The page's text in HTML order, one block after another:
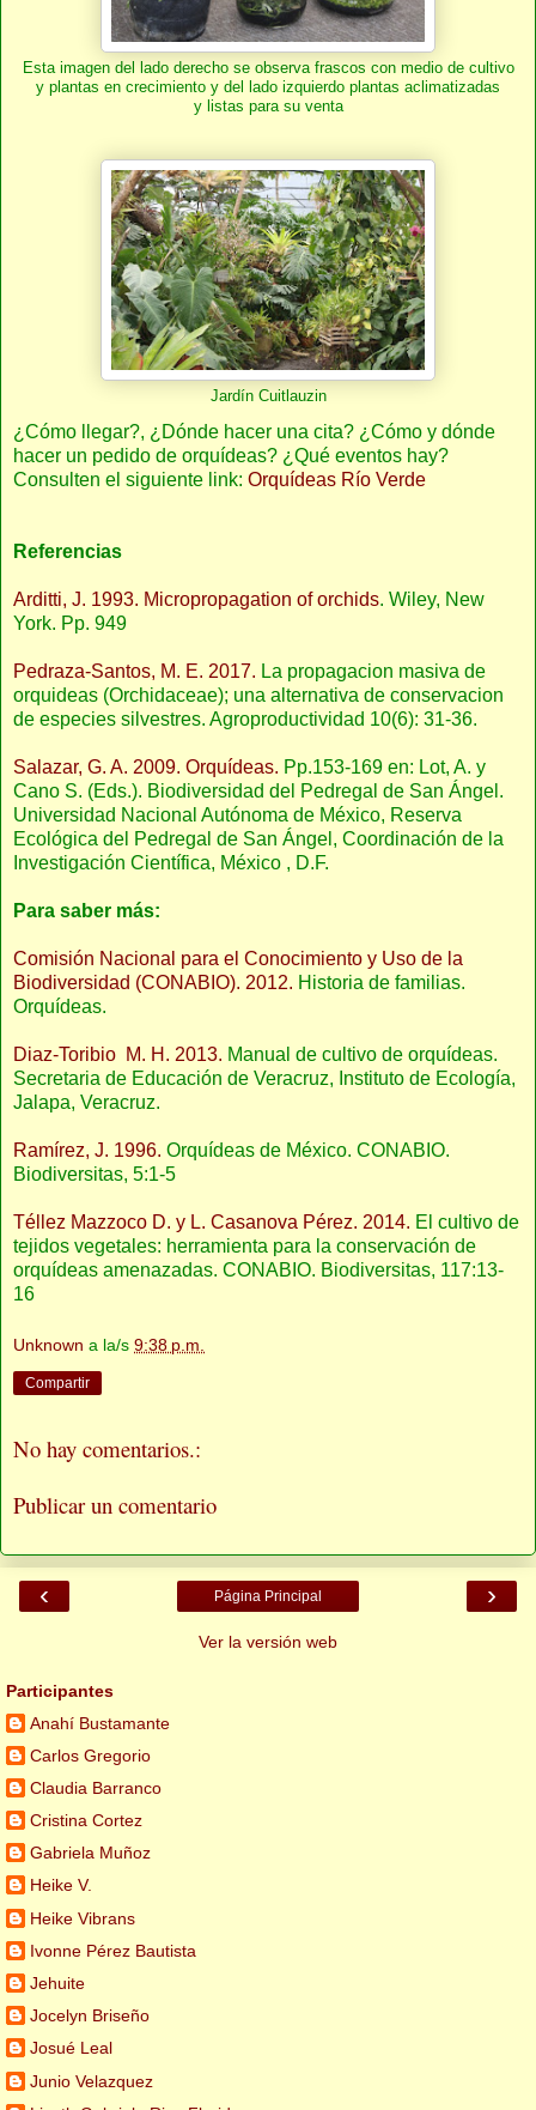
Esta imagen del lado derecho se observa frascos con medio de cultivo
y plantas en crecimiento y del lado izquierdo plantas aclimatizadas
y listas para su venta
Jardín Cuitlauzin
¿Cómo llegar?, ¿Dónde hacer una cita? ¿Cómo y dónde
hacer un pedido de orquídeas? ¿Qué eventos hay?
Consulten el siguiente link: Orquídeas Río Verde
Referencias
Arditti, J. 1993. Micropropagation of orchids. Wiley, New
York. Pp. 949
Pedraza-Santos, M. E. 2017. La propagacion masiva de
orquideas (Orchidaceae); una alternativa de conservacion
de especies silvestres. Agroproductividad 10(6): 31-36.
Salazar, G. A. 2009. Orquídeas. Pp.153-169 en: Lot, A. y
Cano S. (Eds.). Biodiversidad del Pedregal de San Ángel.
Universidad Nacional Autónoma de México, Reserva
Ecológica del Pedregal de San Ángel, Coordinación de la
Investigación Científica, México , D.F.
Para saber más:
Comisión Nacional para el Conocimiento y Uso de la
Biodiversidad (CONABIO). 2012. Historia de familias.
Orquídeas.
Diaz-Toribio M. H. 2013. Manual de cultivo de orquídeas.
Secretaria de Educación de Veracruz, Instituto de Ecología,
Jalapa, Veracruz.
Ramírez, J. 1996. Orquídeas de México. CONABIO.
Biodiversitas, 5:1-5
Téllez Mazzoco D. y L. Casanova Pérez. 2014. El cultivo de
tejidos vegetales: herramienta para la conservación de
orquídeas amenazadas. CONABIO. Biodiversitas, 117:13-
16
Unknown a la/s 9:38 p.m.
Compartir
No hay comentarios.:
Publicar un comentario
‹ ›
Página Principal
Ver la versión web
Participantes
Anahí Bustamante
Carlos Gregorio
Claudia Barranco
Cristina Cortez
Gabriela Muñoz
Heike V.
Heike Vibrans
Ivonne Pérez Bautista
Jehuite
Jocelyn Briseño
Josué Leal
Junio Velazquez